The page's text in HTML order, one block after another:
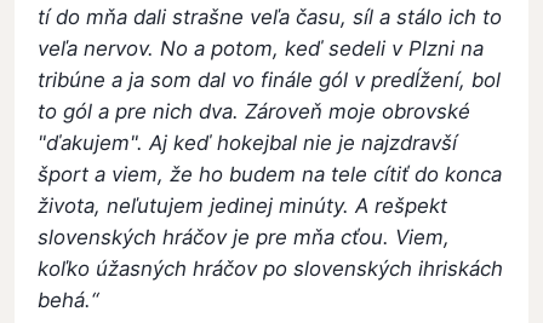
tí do mňa dali strašne veľa času, síl a stálo ich to
veľa nervov. No a potom, keď sedeli v Plzni na
tribúne a ja som dal vo finále gól v predĺžení, bol
to gól a pre nich dva. Zároveň moje obrovské
"ďakujem". Aj keď hokejbal nie je najzdravší
šport a viem, že ho budem na tele cítiť do konca
života, neľutujem jedinej minúty. A rešpekt
slovenských hráčov je pre mňa cťou. Viem,
koľko úžasných hráčov po slovenských ihriskách
behá.“